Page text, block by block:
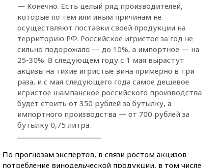
— Конечно. Есть целый ряд производителей,
которые по тем или иным причинам не
осуществляют поставки своей продукции на
территорию РФ. Российское игристое за год не
сильно подорожало — до 10%, а импортное — на
25-30%. В следующем году с 1 мая вырастут
акцизы на тихие игристые вина примерно в три
раза, и с мая следующего года самое дешевое
игристое шампанское российского производства
будет стоить от 350 рублей за бутылку, а
импортного производства — от 700 рублей за
бутылку 0,75 литра.
По прогнозам экспертов, в связи ростом акцизов
потребление винодельческой продукции, в том числе